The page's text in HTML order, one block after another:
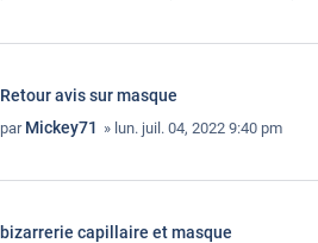
Retour avis sur masque
par Mickey71 » lun. juil. 04, 2022 9:40 pm
bizarrerie capillaire et masque